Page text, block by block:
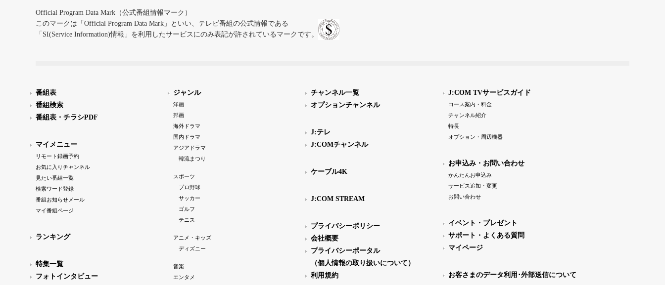
Official Program Data Mark（公式番組情報マーク）
このマークは「Official Program Data Mark」といい、テレビ番組の公式情報である
「SI(Service Information)情報」を利用したサービスにのみ表記が許されているマークです。
番組表
番組検索
番組表・チラシPDF
マイメニュー
リモート録画予約
お気に入りチャンネル
見たい番組一覧
検索ワード登録
番組お知らせメール
マイ番組ページ
ランキング
特集一覧
フォトインタビュー
ジャンル
洋画
邦画
海外ドラマ
国内ドラマ
アジアドラマ
韓流まつり
スポーツ
プロ野球
サッカー
ゴルフ
テニス
アニメ・キッズ
ディズニー
音楽
エンタメ
チャンネル一覧
オプションチャンネル
J:テレ
J:COMチャンネル
ケーブル4K
J:COM STREAM
プライバシーポリシー
会社概要
プライバシーポータル
（個人情報の取り扱いについて）
利用規約
J:COM TVサービスガイド
コース案内・料金
チャンネル紹介
特長
オプション・周辺機器
お申込み・お問い合わせ
かんたんお申込み
サービス追加・変更
お問い合わせ
イベント・プレゼント
サポート・よくある質問
マイページ
お客さまのデータ利用･外部送信について